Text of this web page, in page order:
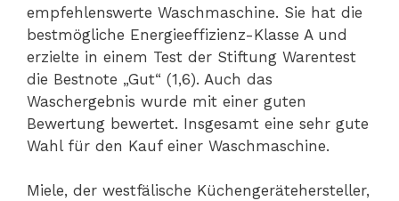
empfehlenswerte Waschmaschine. Sie hat die
bestmögliche Energieeffizienz-Klasse A und
erzielte in einem Test der Stiftung Warentest
die Bestnote „Gut“ (1,6). Auch das
Waschergebnis wurde mit einer guten
Bewertung bewertet. Insgesamt eine sehr gute
Wahl für den Kauf einer Waschmaschine.
Miele, der westfälische Küchengerätehersteller,